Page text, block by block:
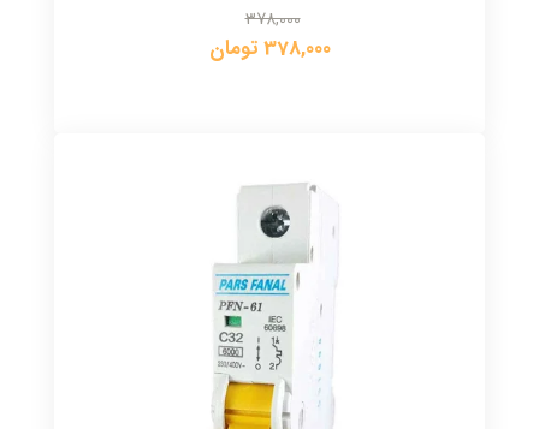
378,000
378,000 تومان